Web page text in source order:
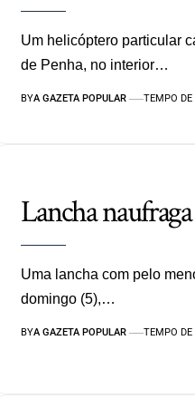
Um helicóptero particular
de Penha, no interior…
BYA GAZETA POPULAR TEMPO
Lancha
Uma lancha com pelo
domingo (5),…
BYA GAZETA POPULAR TEMPO